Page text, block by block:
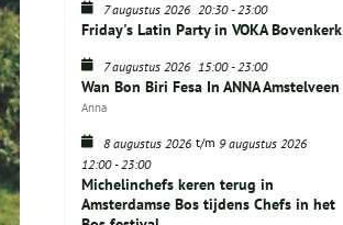
7 augustus 2026 20:30-23:00
Friday's Latin Party in VOKA Bovenkerk
7 augustus 2026 15:00-23:00
Wan Bon Biri Fesa In ANNA Amstelveen
Anna
8 augustus 2026 t/m 9 augustus 2026
12:00-23:00
Michelinchefs keren terug in
Amsterdamse Bos tijdens Chefs in het